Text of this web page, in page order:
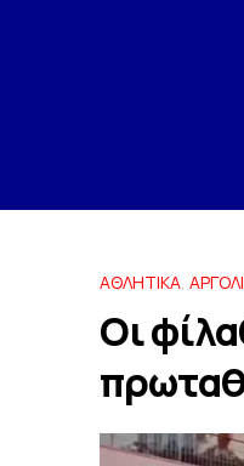
ΑΘΛΗΤΙΚΑ,
Οι